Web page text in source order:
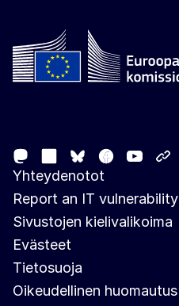
MastodonLinkedIn
Bluesky
Facebook
Youtube
Yhteydenotot
Report an IT vulnerability
Sivustojen kielivalikoima
Evästeet
Tietosuoja
Oikeudellinen huomautus